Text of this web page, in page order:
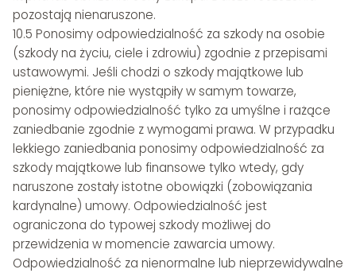
pozostają nienaruszone.
10.5 Ponosimy odpowiedzialność za szkody na osobie
(szkody na życiu, ciele i zdrowiu) zgodnie z przepisami
ustawowymi. Jeśli chodzi o szkody majątkowe lub
pieniężne, które nie wystąpiły w samym towarze,
ponosimy odpowiedzialność tylko za umyślne i rażące
zaniedbanie zgodnie z wymogami prawa. W przypadku
lekkiego zaniedbania ponosimy odpowiedzialność za
szkody majątkowe lub finansowe tylko wtedy, gdy
naruszone zostały istotne obowiązki (zobowiązania
kardynalne) umowy. Odpowiedzialność jest
ograniczona do typowej szkody możliwej do
przewidzenia w momencie zawarcia umowy.
Odpowiedzialność za nienormalne lub nieprzewidywalne